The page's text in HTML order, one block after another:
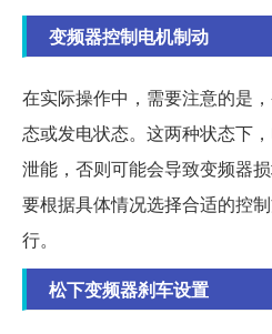
变频器控制电机制动
在实际操作中，需要注意的是
态或发电状态。这两种状态下
泄能，否则可能会导致变频器
要根据具体情况选择合适的控
行。
松下变频器刹车设置